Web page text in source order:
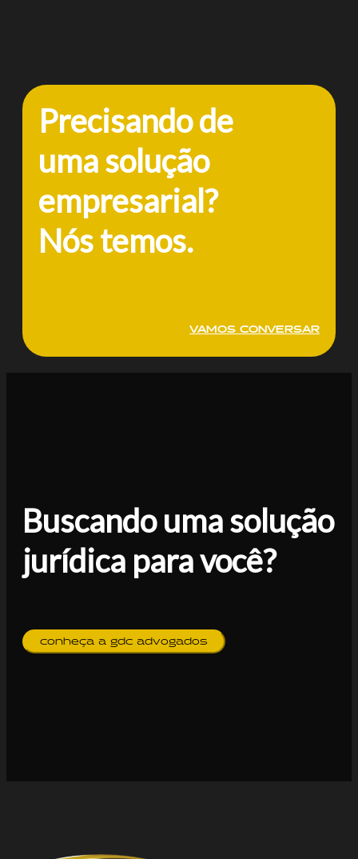
Precisando de
uma solução
empresarial?
Nós temos.
VAMOS CONVERSAR
Buscando uma solução
jurídica para você?
conheça a gdc advogados